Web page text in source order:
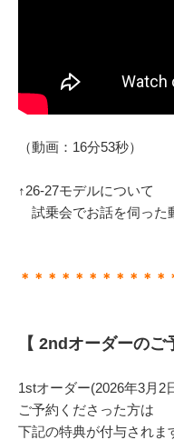
（動画：16分53秒）
↑26-27モデルについて
試乗会でお話を伺った
＊＊＊＊＊＊＊＊＊＊＊
【 2ndオーダーのご
1stオーダー(2026年3月2
ご予約くださった方は
下記の特典が付与されま